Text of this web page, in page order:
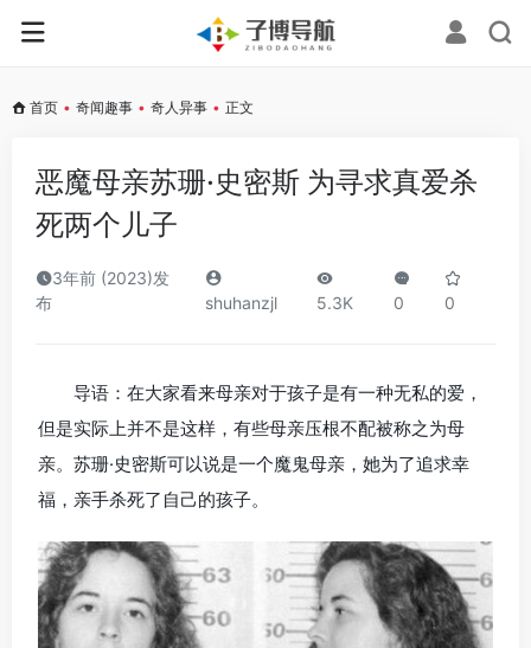
首页 • 奇闻趣事 • 奇人异事 • 正文
恶魔母亲苏珊·史密斯 为寻求真爱杀
死两个儿子
3年前 (2023)发
布
shuhanzjl 5.3K 0 0
导语：在大家看来母亲对于孩子是有一种无私的爱，
但是实际上并不是这样，有些母亲压根不配被称之为母
亲。苏珊·史密斯可以说是一个魔鬼母亲，她为了追求幸
福，亲手杀死了自己的孩子。